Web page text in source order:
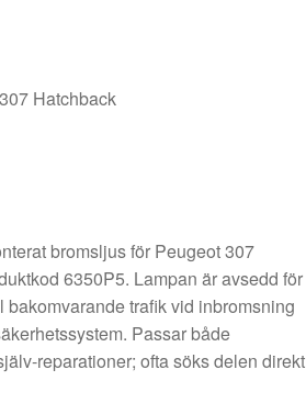
Hatchback
bromsljus för Peugeot 307
6350P5. Lampan är avsedd för
trafik vid inbromsning
Passar både
reparationer; ofta söks delen direkt